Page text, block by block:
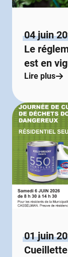
04 juin
Le
est en
Lire plus
01 juin